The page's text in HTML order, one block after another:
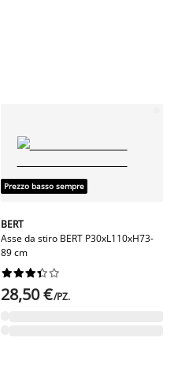
Prezzo basso sempre
BERT
Asse da stiro BERT P30xL110xH73-
89 cm






28,50 €/PZ.